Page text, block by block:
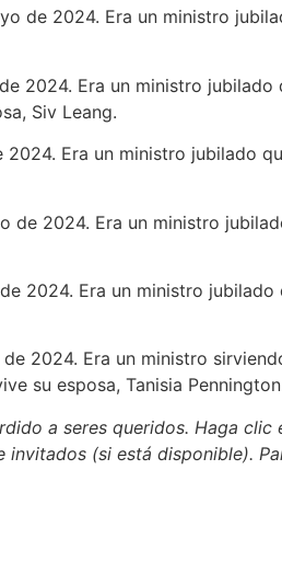
de 2024. Era un ministro
2024. Era un ministro
Siv Leang.
Era un ministro jubilado
de 2024. Era un ministro
2024. Era un ministro
2024. Era un ministro
su esposa, Tanisia
a seres queridos. Haga
(si está disponible).